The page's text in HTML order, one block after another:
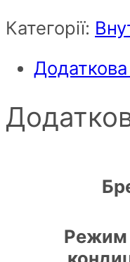
Категорії:
Додаткова
Режим